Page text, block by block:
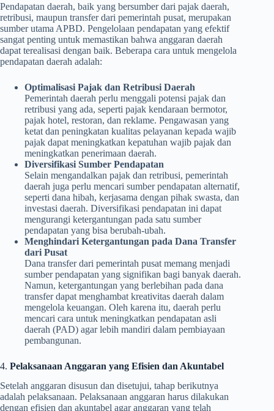
Pendapatan daerah, baik yang bersumber dari pajak daerah,
retribusi, maupun transfer dari pemerintah pusat, merupakan
sumber utama APBD. Pengelolaan pendapatan yang efektif
sangat penting untuk memastikan bahwa anggaran daerah
dapat terealisasi dengan baik. Beberapa cara untuk mengelola
pendapatan daerah adalah:
Optimalisasi Pajak dan Retribusi Daerah
Pemerintah daerah perlu menggali potensi pajak dan
retribusi yang ada, seperti pajak kendaraan bermotor,
pajak hotel, restoran, dan reklame. Pengawasan yang
ketat dan peningkatan kualitas pelayanan kepada wajib
pajak dapat meningkatkan kepatuhan wajib pajak dan
meningkatkan penerimaan daerah.
Diversifikasi Sumber Pendapatan
Selain mengandalkan pajak dan retribusi, pemerintah
daerah juga perlu mencari sumber pendapatan alternatif,
seperti dana hibah, kerjasama dengan pihak swasta, dan
investasi daerah. Diversifikasi pendapatan ini dapat
mengurangi ketergantungan pada satu sumber
pendapatan yang bisa berubah-ubah.
Menghindari Ketergantungan pada Dana Transfer
dari Pusat
Dana transfer dari pemerintah pusat memang menjadi
sumber pendapatan yang signifikan bagi banyak daerah.
Namun, ketergantungan yang berlebihan pada dana
transfer dapat menghambat kreativitas daerah dalam
mengelola keuangan. Oleh karena itu, daerah perlu
mencari cara untuk meningkatkan pendapatan asli
daerah (PAD) agar lebih mandiri dalam pembiayaan
pembangunan.
4. Pelaksanaan Anggaran yang Efisien dan Akuntabel
Setelah anggaran disusun dan disetujui, tahap berikutnya
adalah pelaksanaan. Pelaksanaan anggaran harus dilakukan
dengan efisien dan akuntabel agar anggaran yang telah